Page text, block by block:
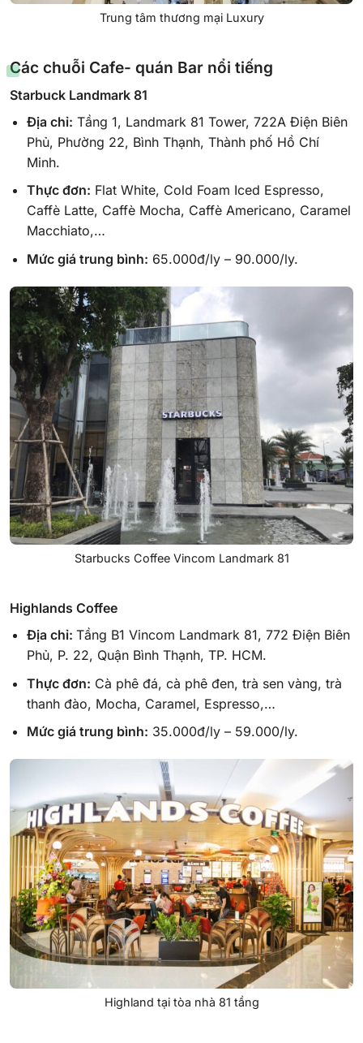
Trung tâm thương mại Luxury
Các chuỗi Cafe- quán Bar nổi tiếng
Starbuck Landmark 81
Địa chỉ: Tầng 1, Landmark 81 Tower, 722A Điện Biên
Phủ, Phường 22, Bình Thạnh, Thành phố Hồ Chí
Minh.
Thực đơn: Flat White, Cold Foam Iced Espresso,
Caffè Latte, Caffè Mocha, Caffè Americano, Caramel
Macchiato,…
Mức giá trung bình: 65.000đ/ly – 90.000/ly.
Starbucks Coffee Vincom Landmark 81
Highlands Coffee
Địa chỉ: Tầng B1 Vincom Landmark 81, 772 Điện Biên
Phủ, P. 22, Quận Bình Thạnh, TP. HCM.
Thực đơn: Cà phê đá, cà phê đen, trà sen vàng, trà
thanh đào, Mocha, Caramel, Espresso,…
Mức giá trung bình: 35.000đ/ly – 59.000/ly.
Highland tại tòa nhà 81 tầng